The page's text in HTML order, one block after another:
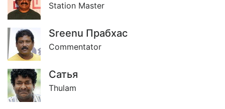
Station Master
Sreenu Прабхас
Commentator
Сатья
Thulam